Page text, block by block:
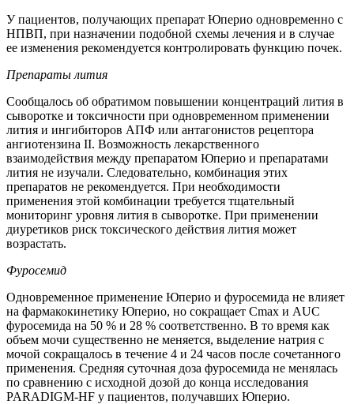
У пациентов, получающих препарат Юперио одновременно с
НПВП, при назначении подобной схемы лечения и в случае
ее изменения рекомендуется контролировать функцию почек.
Препараты лития
Сообщалось об обратимом повышении концентраций лития в
сыворотке и токсичности при одновременном применении
лития и ингибиторов АПФ или антагонистов рецептора
ангиотензина II. Возможность лекарственного
взаимодействия между препаратом Юперио и препаратами
лития не изучали. Следовательно, комбинация этих
препаратов не рекомендуется. При необходимости
применения этой комбинации требуется тщательный
мониторинг уровня лития в сыворотке. При применении
диуретиков риск токсического действия лития может
возрастать.
Фуросемид
Одновременное применение Юперио и фуросемида не влияет
на фармакокинетику Юперио, но сокращает Cmax и AUC
фуросемида на 50 % и 28 % соответственно. В то время как
объем мочи существенно не меняется, выделение натрия с
мочой сокращалось в течение 4 и 24 часов после сочетанного
применения. Средняя суточная доза фуросемида не менялась
по сравнению с исходной дозой до конца исследования
PARADIGM-HF у пациентов, получавших Юперио.